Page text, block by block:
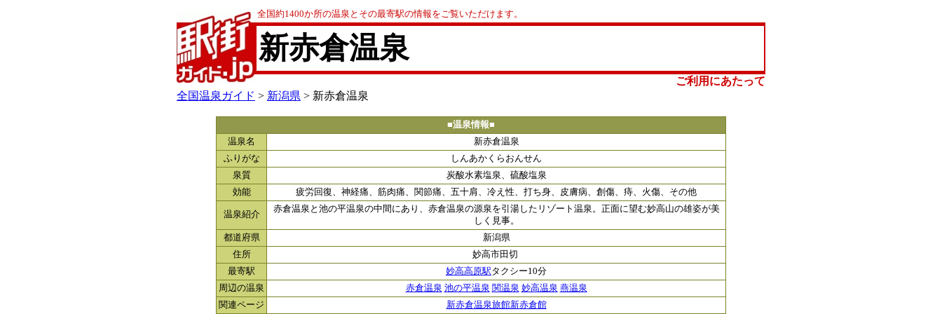
全国約1400か所の温泉とその最寄駅の情報をご覧いただけます。
新赤倉温泉
ご利用にあたって
全国温泉ガイド > 新潟県 > 新赤倉温泉
■温泉情報■
温泉名
新赤倉温泉
ふりがな
しんあかくらおんせん
泉質
炭酸水素塩泉、硫酸塩泉
効能
疲労回復、神経痛、筋肉痛、関節痛、五十肩、冷え性、打ち身、皮膚病、創傷、痔、火傷、その他
温泉紹介
赤倉温泉と池の平温泉の中間にあり、赤倉温泉の源泉を引湯したリゾート温泉。正面に望む妙高山の雄姿が美
しく見事。
都道府県
新潟県
住所
妙高市田切
最寄駅
妙高高原駅タクシー10分
周辺の温泉
赤倉温泉 池の平温泉 関温泉 妙高温泉 燕温泉
関連ページ
新赤倉温泉旅館新赤倉館